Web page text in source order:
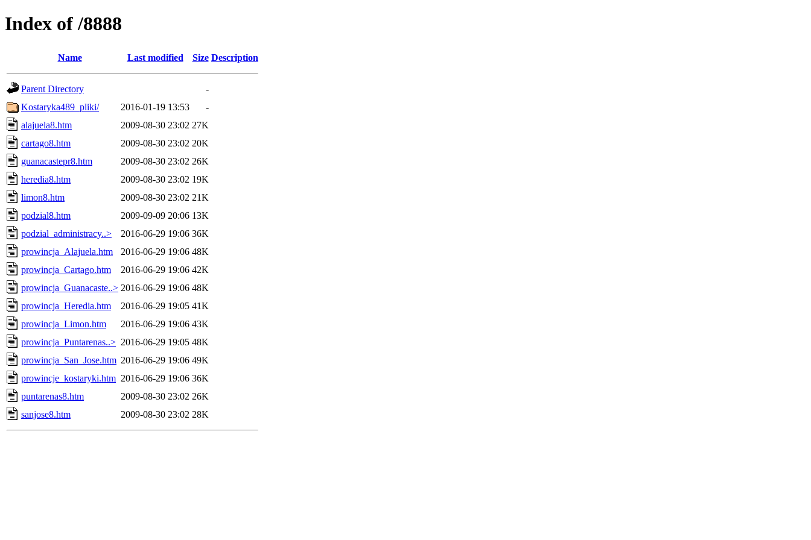
Index of /8888
Name Last modified Size Description
Parent Directory
-
Kostaryka489_pliki/
2016-01-19 13:53
-
alajuela8.htm
2009-08-30 23:02 27K
cartago8.htm
2009-08-30 23:02 20K
guanacastepr8.htm
2009-08-30 23:02 26K
heredia8.htm
2009-08-30 23:02 19K
limon8.htm
2009-08-30 23:02 21K
podzial8.htm
2009-09-09 20:06 13K
podzial_administracy..>
2016-06-29 19:06 36K
prowincja_Alajuela.htm
2016-06-29 19:06 48K
prowincja_Cartago.htm
2016-06-29 19:06 42K
prowincja_Guanacaste..> 2016-06-29 19:06 48K
prowincja_Heredia.htm
2016-06-29 19:05 41K
prowincja_Limon.htm
2016-06-29 19:06 43K
prowincja_Puntarenas..> 2016-06-29 19:05 48K
prowincja_San_Jose.htm 2016-06-29 19:06 49K
prowincje_kostaryki.htm 2016-06-29 19:06 36K
puntarenas8.htm
2009-08-30 23:02 26K
sanjose8.htm
2009-08-30 23:02 28K